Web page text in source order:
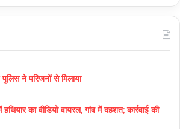
ने परिजनों से मिलाया
का वीडियो वायरल, गांव में दहशत; कार्रवाई की